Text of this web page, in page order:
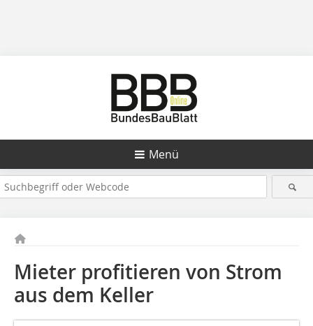
Menü
Mieter profitieren von Strom
aus dem Keller